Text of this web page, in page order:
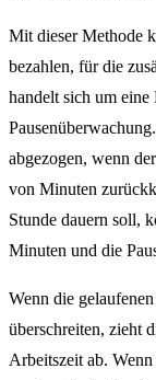
Mit dieser Methode
bezahlen, für die
handelt sich um eine
abgezogen, wenn
von Minuten
Stunde dauern soll,
Minuten und die
Wenn die
überschreiten, zieht
Arbeitszeit ab.